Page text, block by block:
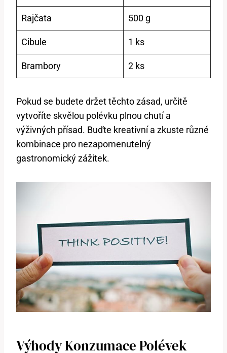
Rajčata 500 ⁤g
Cibule 1⁢ ks
Brambory 2 ks
Pokud se⁤ budete držet těchto zásad, určitě⁤
vytvoříte ‌skvělou polévku plnou chutí a
výživných přísad. ​Buďte kreativní a ‌zkuste různé
kombinace pro ​nezapomenutelný
⁤gastronomický⁤ zážitek.
Výhody Konzumace Polévek